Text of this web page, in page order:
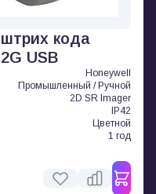
кода
USB
Honeywell
Промышленный / Ручной
2D SR Imager
IP42
Цветной
1 год